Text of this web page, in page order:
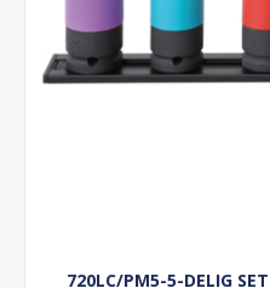
720LC/PM5-5-DELIG